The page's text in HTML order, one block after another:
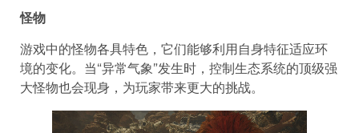
怪物
游戏中的怪物各具特色，它们能够利用自身特征适应环
境的变化。当“异常气象”发生时，控制生态系统的顶级强
大怪物也会现身，为玩家带来更大的挑战。